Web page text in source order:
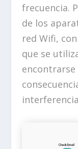
frecuencia.
de los
red Wifi,
que se